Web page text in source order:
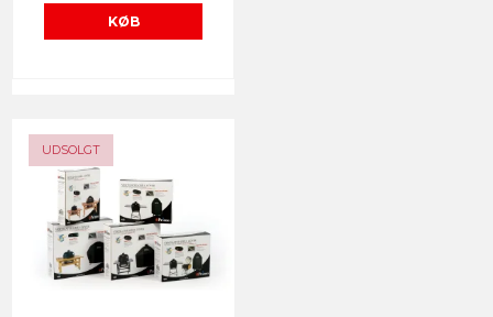
KØB
UDSOLGT